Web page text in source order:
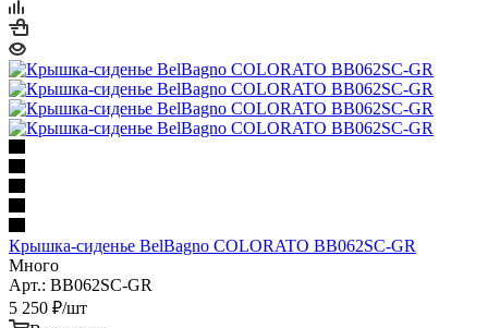
Крышка-сиденье BelBagno COLORATO BB062SC-GR
Много
Арт.: BB062SC-GR
5 250 ₽/шт